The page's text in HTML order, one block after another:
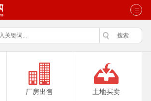
厂房出售 土地买卖